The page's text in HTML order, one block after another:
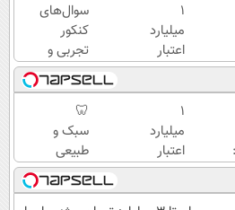
۱
میلیارد
اعتبار
خرید
طلا |
بدون
ضامن
و چک
سوال‌های
کنکور
تجربی و
ریاضی در
پکیج ماز
۱
میلیارد
اعتبار
خرید
طلا |
🦷
سبک و
طبیعی
مثل
دندان